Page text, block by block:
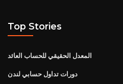
Top Stories
المعدل الحقيقي للحساب العائد
دورات تداول حسابي لندن